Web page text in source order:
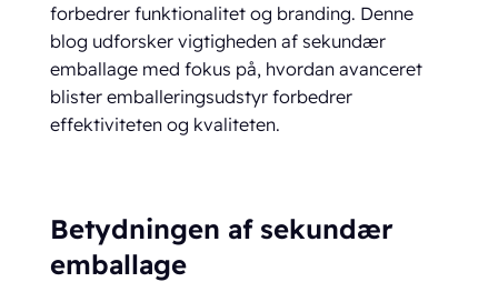
forbedrer funktionalitet og branding. Denne
blog udforsker vigtigheden af sekundær
emballage med fokus på, hvordan avanceret
blister emballeringsudstyr forbedrer
effektiviteten og kvaliteten.
Betydningen af sekundær
emballage